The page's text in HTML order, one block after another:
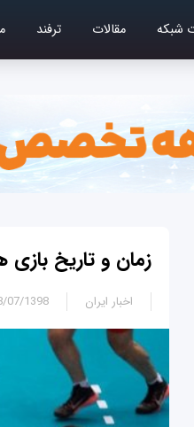
شبکه مقالات ترفند
زمان و تاریخ بازی
1398 - 13:45 اخبار ایران